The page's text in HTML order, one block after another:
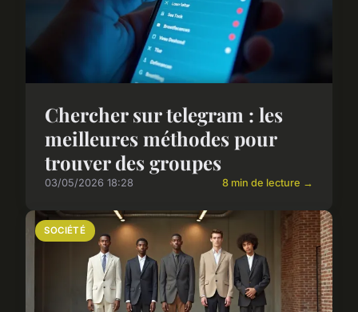
Chercher sur telegram : les
meilleures méthodes pour
trouver des groupes
03/05/2026 18:28 8 min de lecture →
SOCIÉTÉ